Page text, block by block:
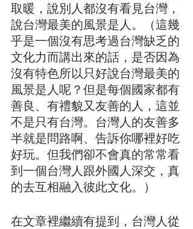
取暖，說別人都沒有看見台灣，
說台灣最美的風景是人。（這幾
乎是一個沒有思考過台灣缺乏的
文化力而講出來的話，是否因為
沒有特色所以只好說台灣最美的
風景是人呢？但是每個國家都有
善良、有禮貌又友善的人，這並
不是只有台灣。台灣人的友善多
半就是問路啊、告訴你哪裡好吃
好玩。但我們卻不會真的常常看
到一個台灣人跟外國人深交，真
的去互相融入彼此文化。）
在文章裡繼續有提到，台灣人從